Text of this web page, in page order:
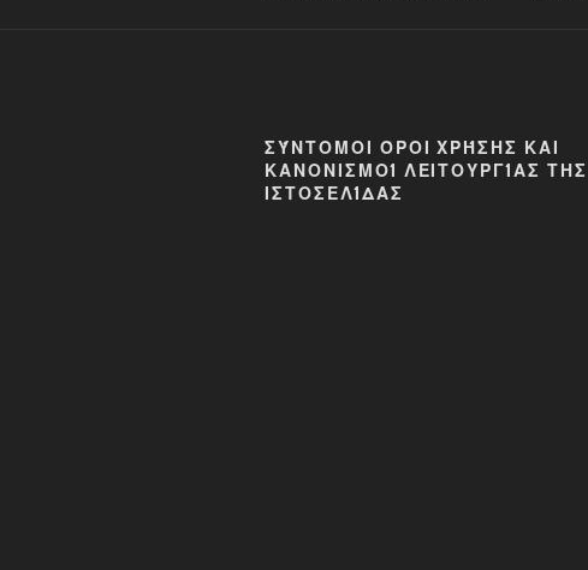
ΣΎΝΤΟΜΟΙ ΌΡΟΙ ΧΡΉΣΗΣ ΚΑΙ
ΚΑΝΟΝΙΣΜΟΊ ΛΕΙΤΟΥΡΓΊΑΣ ΤΗΣ
ΙΣΤΟΣΕΛΊΔΑΣ